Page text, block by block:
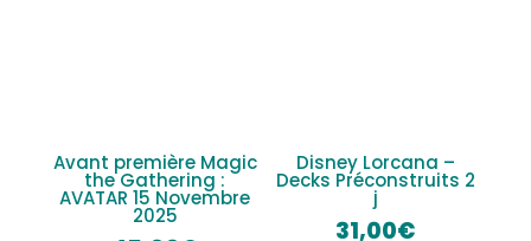
Avant première Magic
the Gathering :
AVATAR 15 Novembre
2025
Disney Lorcana –
Decks Préconstruits 2
j
31,00€